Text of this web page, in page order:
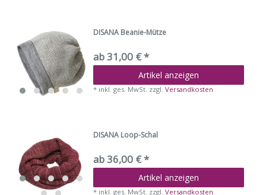
DISANA Beanie-Mütze
ab 31,00 € *
Artikel anzeigen
* inkl. ges. MwSt. zzgl.Versandkosten
DISANA Loop-Schal
ab 36,00 € *
Artikel anzeigen
* inkl. ges. MwSt. zzgl.Versandkosten